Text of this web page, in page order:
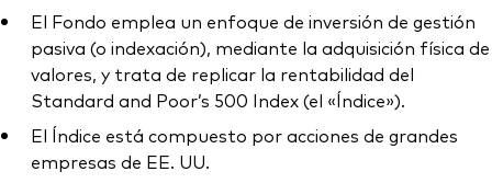
El Fondo emplea un enfoque de inversión de gestión
pasiva (o indexación), mediante la adquisición física de
valores, y trata de replicar la rentabilidad del
Standard and Poor’s 500 Index (el «Índice»).
El Índice está compuesto por acciones de grandes
empresas de EE. UU.